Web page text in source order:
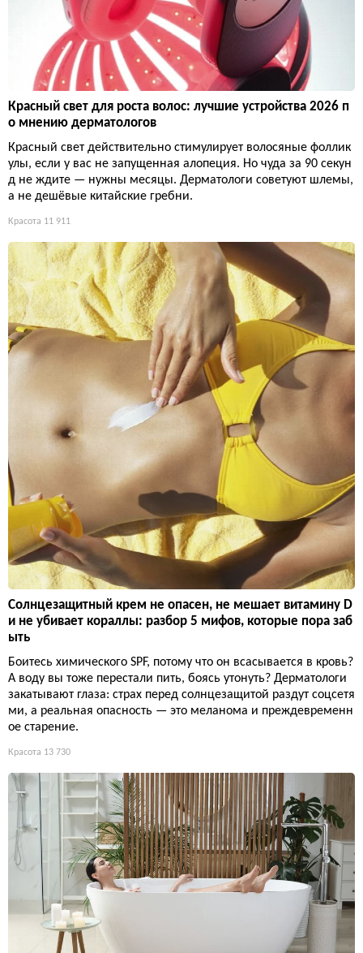
Красный свет для роста волос: лучшие устройства 2026 п
о мнению дерматологов
Красный свет действительно стимулирует волосяные фоллик
улы, если у вас не запущенная алопеция. Но чуда за 90 секун
д не ждите — нужны месяцы. Дерматологи советуют шлемы,
а не дешёвые китайские гребни.
Красота 11 911
Солнцезащитный крем не опасен, не мешает витамину D
и не убивает кораллы: разбор 5 мифов, которые пора заб
ыть
Боитесь химического SPF, потому что он всасывается в кровь?
А воду вы тоже перестали пить, боясь утонуть? Дерматологи
закатывают глаза: страх перед солнцезащитой раздут соцсетя
ми, а реальная опасность — это меланома и преждевременн
ое старение.
Красота 13 730